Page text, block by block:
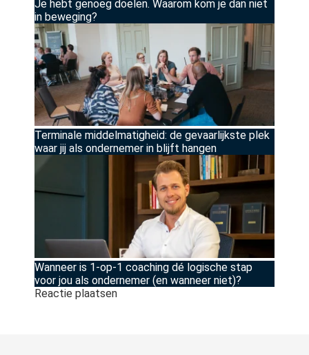
Je hebt genoeg doelen. Waarom kom je dan niet
in beweging?
Terminale middelmatigheid: de gevaarlijkste plek
waar jij als ondernemer in blijft hangen
Wanneer is 1-op-1 coaching dé logische stap
voor jou als ondernemer (en wanneer niet)?
Reactie plaatsen